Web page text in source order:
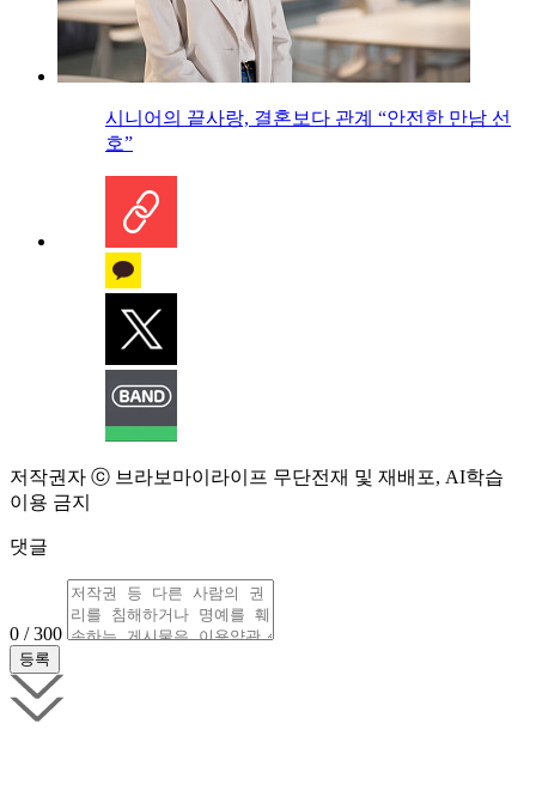
시니어의 끝사랑, 결혼보다 관계 “안전한 만남 선
호”
저작권자 ⓒ 브라보마이라이프 무단전재 및 재배포, AI학습
이용 금지
댓글
0 / 300